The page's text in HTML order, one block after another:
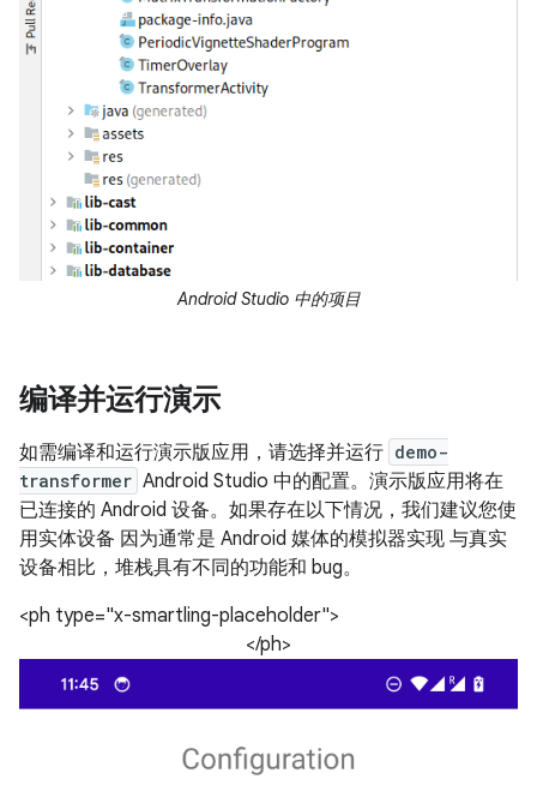
Android Studio 中的项目
编译并运行演示
如需编译和运行演示版应用，请选择并运行 demo-
transformer Android Studio 中的配置。演示版应用将在
已连接的 Android 设备。如果存在以下情况，我们建议您使
用实体设备 因为通常是 Android 媒体的模拟器实现 与真实
设备相比，堆栈具有不同的功能和 bug。
<ph type="x-smartling-placeholder">
</ph>